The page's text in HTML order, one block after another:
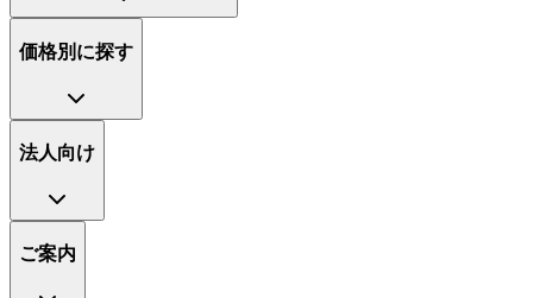
価格別に探す
法人向け
ご案内